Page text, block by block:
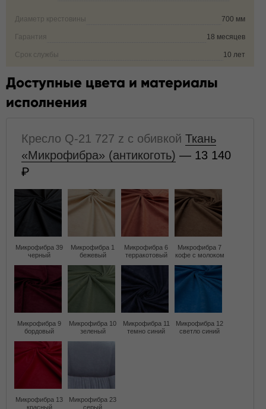
Диаметр крестовины 700 мм
Гарантия 18 месяцев
Срок службы 10 лет
Доступные цвета и материалы
исполнения
Кресло Q-21 727 z с обивкой Ткань
«Микрофибра» (антикоготь) — 13 140
Микрофибра 39
черный
Микрофибра 1
бежевый
Микрофибра 6
терракотовый
Микрофибра 7
кофе с молоком
Микрофибра 9
бордовый
Микрофибра 10
зеленый
Микрофибра 11
темно синий
Микрофибра 12
светло синий
Микрофибра 13
красный
Микрофибра 23
серый